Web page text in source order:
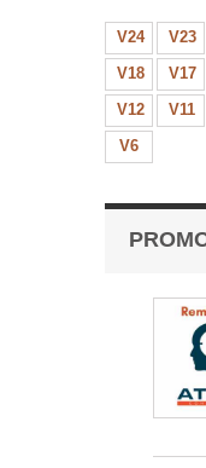
V24 V23
V18
V17
V12
V11
V6